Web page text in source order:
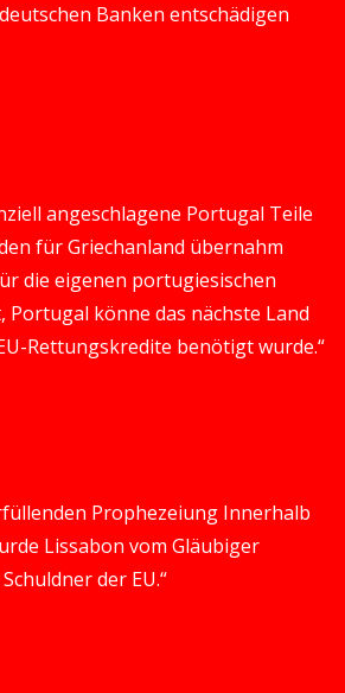
Banken entschädigen
angeschlagene Portugal Teile
für Griechanland übernahm
die eigenen portugiesischen
Portugal könne das nächste Land
Rettungskredite benötigt wurde.“
Prophezeiung Innerhalb
Lissabon vom Gläubiger
der EU.“